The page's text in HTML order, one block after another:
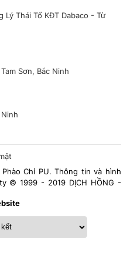
Thái Tổ KĐT Dabaco - Từ
Chỉ PU. Thông tin và hình
© 1999 - 2019 DỊCH HỒNG -